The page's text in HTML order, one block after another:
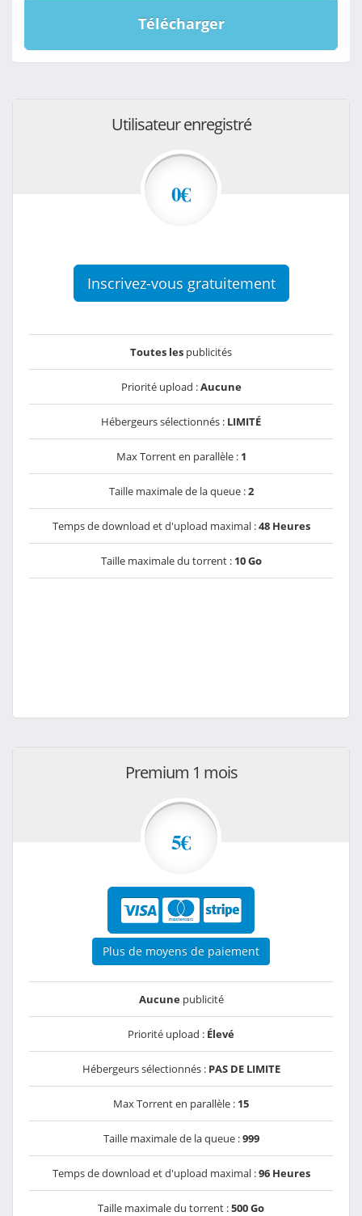
Télécharger
Utilisateur enregistré
0€
Inscrivez-vous gratuitement
Toutes les publicités
Priorité upload :Aucune
Hébergeurs sélectionnés : LIMITÉ
Max Torrent en parallèle : 1
Taille maximale de la queue :2
Temps de download et d'upload maximal :48 Heures
Taille maximale du torrent : 10 Go
Premium 1 mois
5€
Plus de moyens de paiement
Aucunepublicité
Priorité upload : Élevé
Hébergeurs sélectionnés : PAS DE LIMITE
Max Torrent en parallèle : 15
Taille maximale de la queue :999
Temps de download et d'upload maximal :96 Heures
Taille maximale du torrent :500 Go